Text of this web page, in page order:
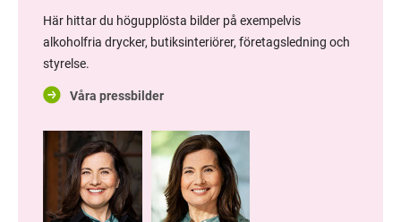
Här hittar du högupplösta bilder på exempelvis
alkoholfria drycker, butiksinteriörer, företagsledning och
styrelse.
Våra pressbilder